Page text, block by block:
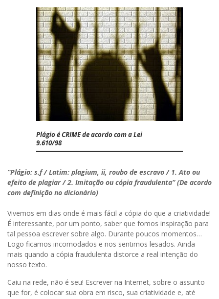
Plágio é CRIME de acordo com a Lei
9.610/98
“Plágio: s.f / Latim: plagium, ii, roubo de escravo / 1. Ato ou
efeito de plagiar / 2. Imitação ou cópia fraudulenta” (De acordo
com definição no dicionário)
Vivemos em dias onde é mais fácil a cópia do que a criatividade!
É interessante, por um ponto, saber que fomos inspiração para
tal pessoa escrever sobre algo. Durante poucos momentos…
Logo ficamos incomodados e nos sentimos lesados. Ainda
mais quando a cópia fraudulenta distorce a real intenção do
nosso texto.
Caiu na rede, não é seu! Escrever na Internet, sobre o assunto
que for, é colocar sua obra em risco, sua criatividade e, até